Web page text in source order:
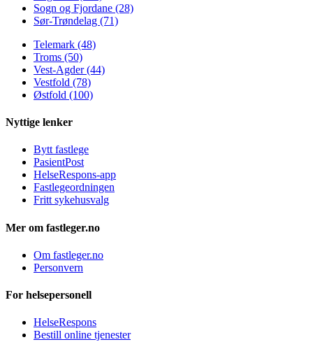
Sogn og Fjordane (28)
Sør-Trøndelag (71)
Telemark (48)
Troms (50)
Vest-Agder (44)
Vestfold (78)
Østfold (100)
Nyttige lenker
Bytt fastlege
PasientPost
HelseRespons-app
Fastlegeordningen
Fritt sykehusvalg
Mer om fastleger.no
Om fastleger.no
Personvern
For helsepersonell
HelseRespons
Bestill online tjenester